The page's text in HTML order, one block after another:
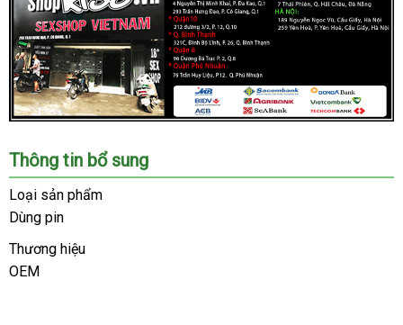
Chúng
tôi
là
hệ
thống
Shop
lớn
Thông tin bổ sung
Loại sản phẩm
Dùng pin
Thương hiệu
OEM